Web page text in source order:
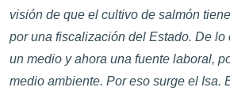
visión de que el cultivo de salmón
por una fiscalización del Estado. De lo
un medio y ahora una fuente laboral,
medio ambiente. Por eso surge el Isa.